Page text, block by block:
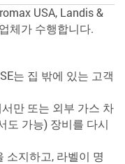
USA, Landis &
체가 수행합니다.
는 집 밖에 있는 고객
만 또는 외부 가스 차
도 가능) 장비를 다시
소지하고, 라벨이 명